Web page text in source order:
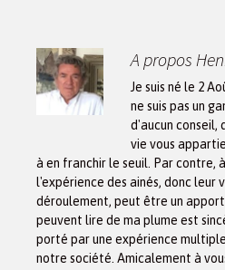
A propos
Je suis né le 2
ne suis pas un
d'aucun conseil,
vie vous
à en franchir le seuil. Par contre,
l'expérience des ainés, donc leur
déroulement, peut être un
peuvent lire de ma plume est
porté par une expérience
notre société. Amicalement à